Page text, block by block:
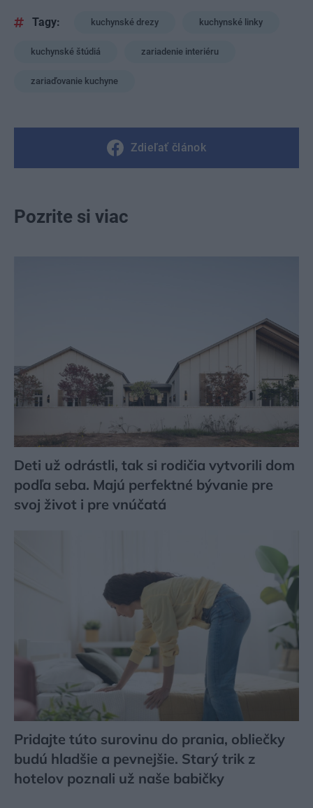
Tagy: kuchynské drezy kuchynské linky
kuchynské štúdiá zariadenie interiéru
zariaďovanie kuchyne
Zdieľať článok
Pozrite si viac
Deti už odrástli, tak si rodičia vytvorili dom
podľa seba. Majú perfektné bývanie pre
svoj život i pre vnúčatá
Pridajte túto surovinu do prania, obliečky
budú hladšie a pevnejšie. Starý trik z
hotelov poznali už naše babičky